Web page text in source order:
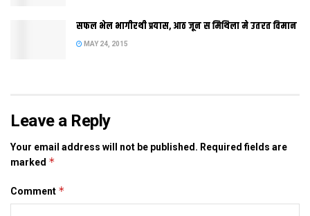
जहानाबाद, मुंगेर, रोहतास, कैमूर, नवादा आ भागलपुर क तमाम इलाकाक
भूमिगत जलस्तर नीचा जा रहल अछि। कई जिला मे त जलस्तर 30 स 50
Tags: Bihar patna
सफल भेल भागीरथी प्रयास, आठ जून स मिथिला मे उतरत विमान
MAY 24, 2015
Leave a Reply
Your email address will not be published. Required fields are
marked *
Comment *